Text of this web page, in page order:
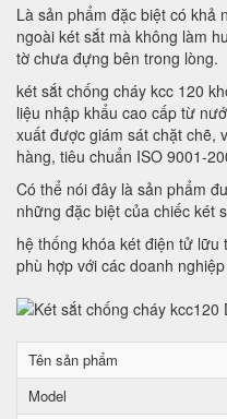
Là sản phẩm đặc biệt có khả
ngoài két sắt mà không làm
tờ chưa đựng bên trong lòng.
két sắt chống cháy kcc 120
liệu nhập khẩu cao cấp từ
xuất được giám sát chặt chẽ,
hàng, tiêu chuẩn ISO 9001-
Có thể nói đây là sản phẩm
những đặc biệt của chiếc két
hệ thống khóa két điện tử
phù hợp với các doanh
Tên sản phẩm
Model